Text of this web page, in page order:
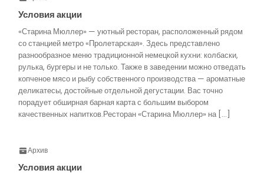
Условия акции
«Старина Мюллер» — уютный ресторан, расположенный рядом
со станцией метро «Пролетарская». Здесь представлено
разнообразное меню традиционной немецкой кухни: колбаски,
рулька, бургеры и не только. Также в заведении можно отведать
копченое мясо и рыбу собственного производства — ароматные
деликатесы, достойные отдельной дегустации. Вас точно
порадует обширная барная карта с большим выбором
качественных напитков.Ресторан «Старина Мюллер» на […]
Архив
Условия акции